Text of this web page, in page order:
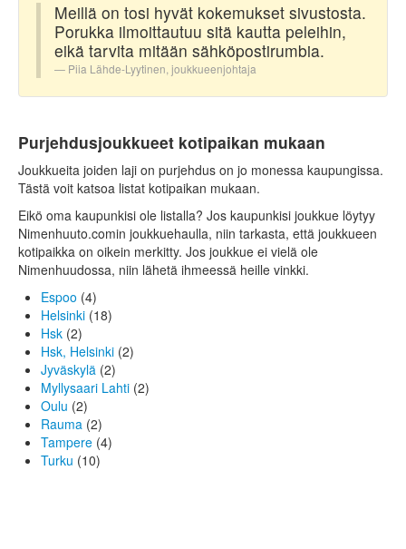
Meillä on tosi hyvät kokemukset sivustosta.
Porukka ilmoittautuu sitä kautta peleihin,
eikä tarvita mitään sähköpostirumbia.
Piia Lähde-Lyytinen, joukkueenjohtaja
Purjehdusjoukkueet kotipaikan mukaan
Joukkueita joiden laji on purjehdus on jo monessa kaupungissa.
Tästä voit katsoa listat kotipaikan mukaan.
Eikö oma kaupunkisi ole listalla? Jos kaupunkisi joukkue löytyy
Nimenhuuto.comin joukkuehaulla, niin tarkasta, että joukkueen
kotipaikka on oikein merkitty. Jos joukkue ei vielä ole
Nimenhuudossa, niin lähetä ihmeessä heille vinkki.
Espoo (4)
Helsinki (18)
Hsk (2)
Hsk, Helsinki (2)
Jyväskylä (2)
Myllysaari Lahti (2)
Oulu (2)
Rauma (2)
Tampere (4)
Turku (10)